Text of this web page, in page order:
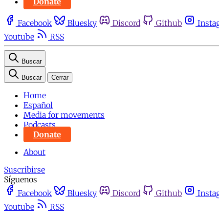
Facebook Bluesky Discord Github
Youtube
RSS
Buscar
Buscar Cerrar
Home
Español
Media for movements
Podcasts
Donate
About
Suscribirse
Síguenos
Facebook
Bluesky Discord Github
Youtube
RSS